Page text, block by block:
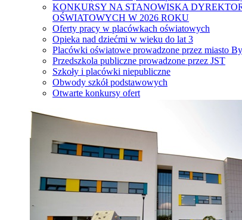
KONKURSY NA STANOWISKA
OŚWIATOWYCH W 2026 ROKU
Oferty pracy w placówkach oświatowych
Opieka nad dziećmi w wieku do lat 3
Placówki oświatowe prowadzone przez miasto
Przedszkola publiczne prowadzone przez JST
Szkoły i placówki niepubliczne
Obwody szkół podstawowych
Otwarte konkursy ofert